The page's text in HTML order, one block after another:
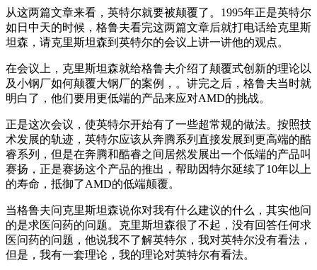
从这两篇文章来看，英特尔就要被颠覆了。1995年正是英特尔
如日中天的时候，格鲁夫看完这两篇文章后就打电话给克里斯
坦森，请克里斯坦森到英特尔的会议上讲一讲他的观点。
在会议上，克里斯坦森就给格鲁夫介绍了颠覆式创新的理论以
及小钢厂如何颠覆大钢厂的案例，。讲完之后，格鲁夫当时就
明白了，他们要用更低端的产品来应对AMD的挑战。
正是这次会议，使英特尔开始有了一些超常规的做法。按照技
术发展的轨迹，英特尔应该从奔腾系列直接发展到更高端的酷
睿系列，但是在奔腾和酷睿之间居然发展出一个低端的产品叫
赛扬，正是赛扬这个产品的推出，帮助因特尔延续了10年以上
的寿命，抵御了AMD的低端颠覆。
当格鲁夫问克里斯坦森说你对我有什么建议的什么，其实他问
的是求医问药的问题。克里斯坦森很了不起，没有回答任何求
医问药的问题，他说我不了解英特尔，我对英特尔没有看法，
但是，我有一套理论，我的理论对英特尔有看法。